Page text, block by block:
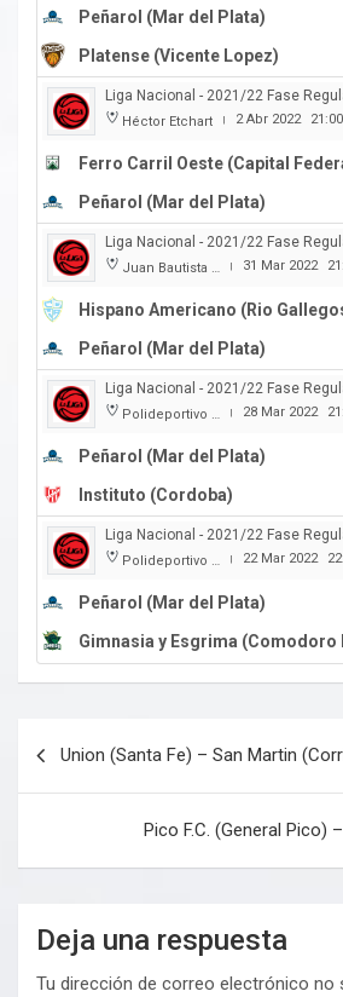
Peñarol (Mar del Plata)
Platense (Vicente Lopez)
Liga Nacional - 2021/22 Fase
Héctor Etchart | 2 Abr 2022 21:00
Ferro Carril Oeste (Capital
Peñarol (Mar del Plata)
Liga Nacional - 2021/22 Fase
Juan Bautista Rocha | 31 Mar 2022
Hispano Americano (Rio
Peñarol (Mar del Plata)
Liga Nacional - 2021/22 Fase
Polideportivo Islas Malvinas | 28 Mar 2022
Peñarol (Mar del Plata)
Instituto (Cordoba)
Liga Nacional - 2021/22 Fase
Polideportivo Islas Malvinas | 22 Mar 2022
Peñarol (Mar del Plata)
Gimnasia y Esgrima (Comodoro
Union (Santa Fe) – San Martin
Pico F.C. (General Pico)
Deja una respuesta
Tu dirección de correo electrónico no